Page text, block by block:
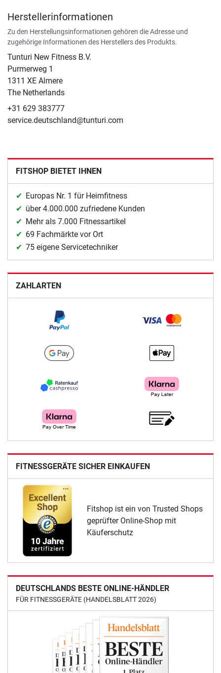
Herstellerinformationen
Zu den Herstellungsinformationen gehören die Adresse und
zugehörige Informationen des Herstellers des Produkts.
Tunturi New Fitness B.V.
​Purmerweg 1
1311 XE Almere
The Netherlands
+31 629 383777
service.deutschland@tunturi.com
FITSHOP BIETET IHNEN
Europas Nr. 1 für Heimfitness
über 4.000.000 zufriedene Kunden
Mehr als 7.000 Fitnessartikel
69 Fachmärkte vor Ort
75 eigene Servicetechniker
ZAHLARTEN
FITNESSGERÄTE SICHER EINKAUFEN
Fitshop ist ein von Trusted Shops
geprüfter Online-Shop mit
Käuferschutz
DEUTSCHLANDS BESTE ONLINE-HÄNDLER
FÜR FITNESSGERÄTE (HANDELSBLATT 2026)